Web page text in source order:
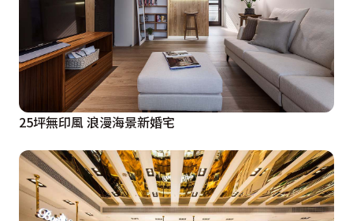
25坪無印風 浪漫海景新婚宅